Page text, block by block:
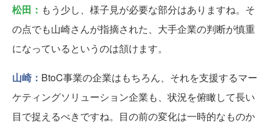
松田： もう少し、様子見が必要な部分はありますね。そ
の点でも山崎さんが指摘された、大手企業の判断が慎重
になっているというのは頷けます。
山崎： BtoC事業の企業はもちろん、それを支援するマー
ケティングソリューション企業も、状況を俯瞰して長い
目で捉えるべきですね。目の前の変化は一時的なものか